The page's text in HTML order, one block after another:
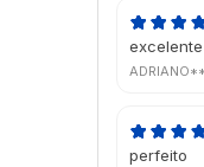
perfeito